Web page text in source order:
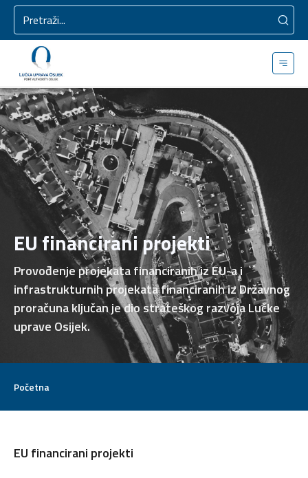
EU financirani projekti
Provođenje projekata financiranih iz EU-a i
infrastrukturnih projekata financiranih iz Državnog
proračuna ključan je dio strateškog razvoja Lučke
uprave Osijek.
Početna
EU financirani projekti